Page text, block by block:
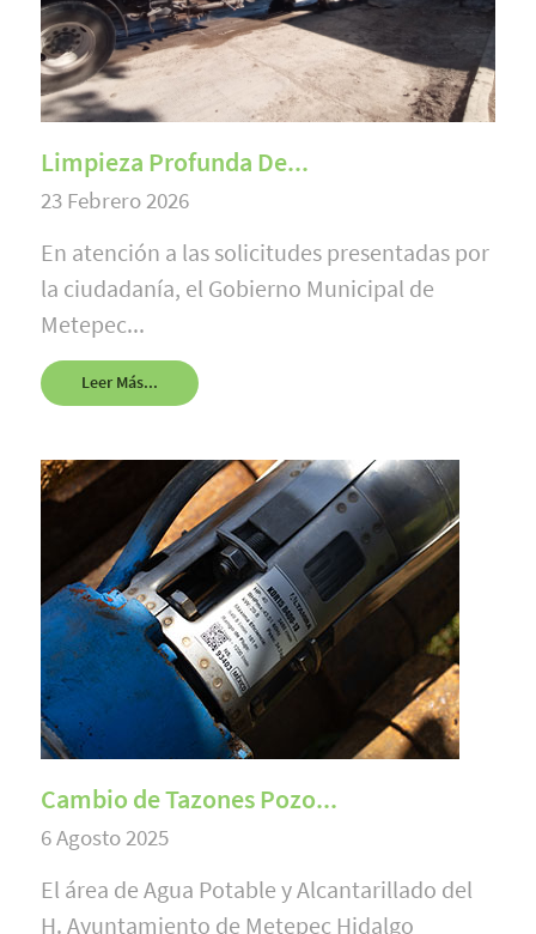
Limpieza Profunda De...
23 Febrero 2026
En atención a las solicitudes presentadas por
la ciudadanía, el Gobierno Municipal de
Metepec...
Leer Más...
Cambio de Tazones Pozo...
6 Agosto 2025
El área de Agua Potable y Alcantarillado del
H. Ayuntamiento de Metepec Hidalgo